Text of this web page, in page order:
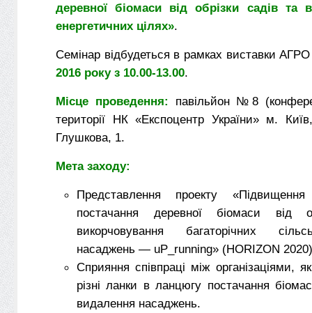
деревної біомаси від обрізки садів та
енергетичних цілях».
Семінар відбудеться в рамках виставки
2016 року з 10.00-13.00.
Місце проведення: павільйон №8
території НК «Експоцентр України» м.
Глушкова, 1.
Мета заходу:
Представлення проекту
постачання деревної біомаси від
викорчовування багаторічних
насаджень — uP_running» (HORIZON
Сприяння співпраці між організаціями,
різні ланки в ланцюгу постачання
видалення насаджень.